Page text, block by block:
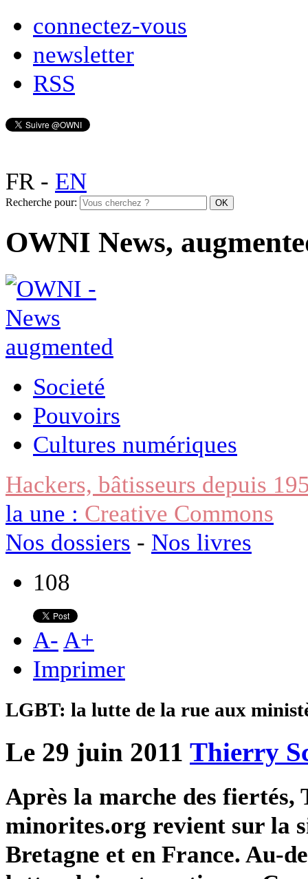
connectez-vous
newsletter
RSS
FR- EN
Recherche pour:
OWNI News,
Societé
Pouvoirs
Cultures numériques
Hackers, bâtisseurs depuis
la une : Creative Commons
Nos dossiers - Nos livres
108
A- A+
Imprimer
LGBT: la lutte de la rue aux
Le 29 juin 2011 Thierry
Après la marche des fiertés,
minorites.org revient sur la
Bretagne et en France. Au-